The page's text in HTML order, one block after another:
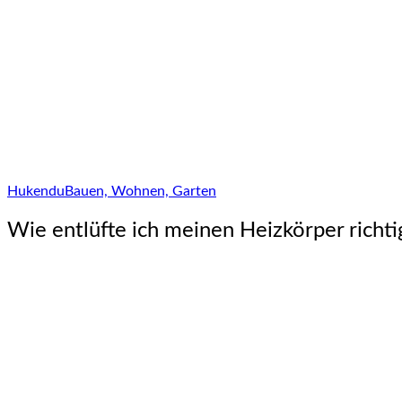
Hukendu Bauen, Wohnen, Garten
Wie entlüfte ich meinen Heizkörper